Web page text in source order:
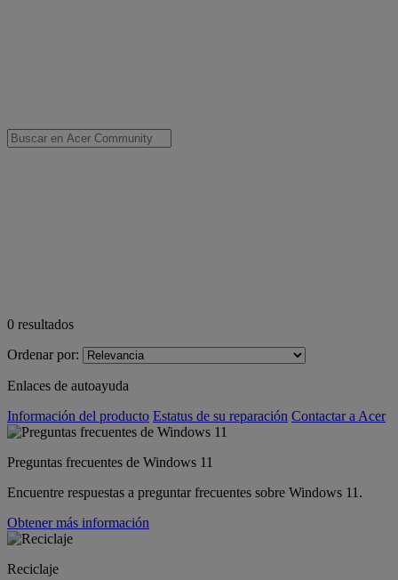
0 resultados
Ordenar por:
Enlaces de autoayuda
Información del producto Estatus de su reparación Contactar a Acer
Preguntas frecuentes de Windows 11
Encuentre respuestas a preguntar frecuentes sobre Windows 11.
Obtener más información
Reciclaje